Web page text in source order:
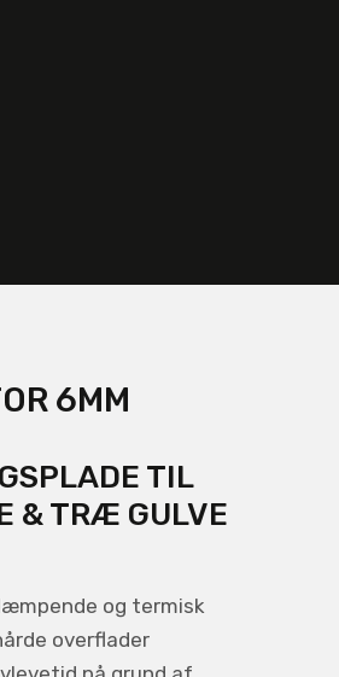
6MM
TIL
& TRÆ GULVE
og termisk
overflader